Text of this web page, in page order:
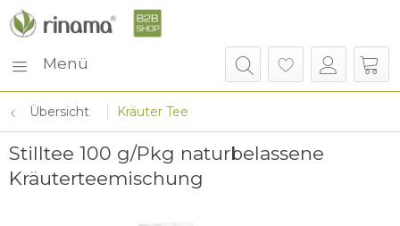
Menü
Übersicht Kräuter Tee
Stilltee 100 g/Pkg naturbelassene
Kräuterteemischung